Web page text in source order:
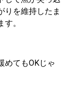
りを維持したま
。
めてもOKじゃ